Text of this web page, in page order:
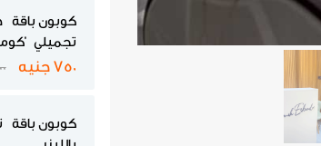
كوبون
تجميلي
750 جنيه
كوبون باقة